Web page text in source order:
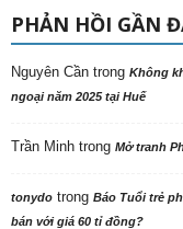
PHẢN HỒI GẦN
Nguyên Cần trong Không
ngoại năm 2025 tại Huế
Trần Minh trong Mở tranh
tonydo trong Báo Tuổi trẻ
bán với giá 60 tỉ đồng?